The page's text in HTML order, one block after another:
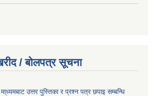
/ बोलपत्र सूचना
उत्तर पुस्तिका र प्रश्न पत्र छपाइ सम्बन्धि